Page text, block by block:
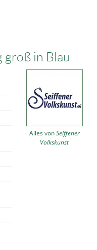
groß in Blau
Alles vonSeiffener
Volkskunst